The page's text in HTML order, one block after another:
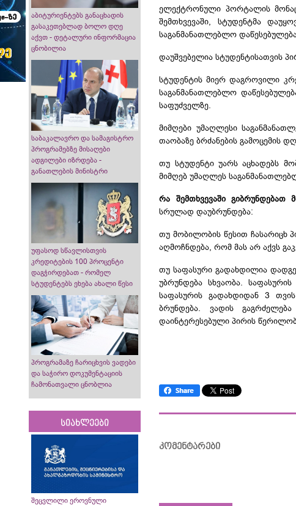
აბიტურიენტებს განაცხადის
გასაკეთებლად ბოლო დღე
აქვთ - დეტალური ინფორმაცია
ცნობილია
საბაკალავრო და სამაგისტრო
პროგრამებზე მისაღები
ადგილები იზრდება -
განათლების მინისტრი
უფასოდ სწავლისთვის
კრედიტების 100 პროცენტი
დაგჭირდებათ - რომელ
სტუდენტებს ეხება ახალი წესი
პროგრამაზე ჩარიცხვის ვადები
და საჭირო დოკუმენტაციის
ჩამონათვალი ცნობლია
სიახლეები
შეცვლილი ეროვნული
ელექტრონული პორტალის
შემთხვევაში, სტუდენტმა
საგანმანათლებლო
დაუშვებელია სტუდენტისათვის
სტუდენტის მიერ დაგროვილი
საგანმანათლებლო
საფუძველზე.
მიმღები უმაღლესი
თაობაზე ბრძანების გამოცემის
თუ სტუდენტი უარს აცხადებს
მიმღებ უმაღლეს
რა შემთხვევაში
სრულად დაუბრუნდება:
თუ მობილობის წესით ჩასარიცხ
აღმოჩნდება, რომ მას არ აქვს
თუ საფასური გადახდილია
უბრუნდება სხვაობა.
საფასურის გადახდიდან 3
ბრუნდება. ვადის
დაინტერესებული პირის
კომენტარები